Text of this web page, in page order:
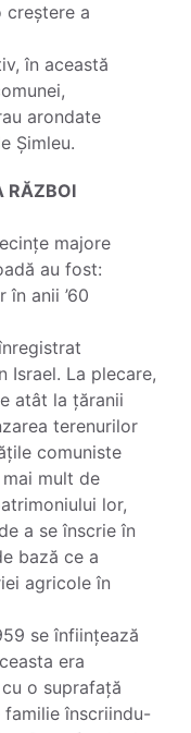
creștere a
în această
arondate
Șimleu.
RĂZBOI
majore
au fost:
anii ’60
Israel. La plecare,
atât la țăranii
terenurilor
comuniste
mult de
lor,
a se înscrie în
bază ce a
agricole în
se înființează
era
o suprafață
înscriindu-